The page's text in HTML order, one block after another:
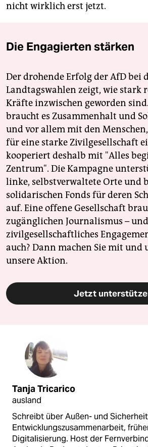
nicht wirklich erst jetzt.
Die Engagierten stärken
Der drohende Erfolg der AfD bei
Landtagswahlen zeigt, wie stark
Kräfte inzwischen geworden
braucht es Zusammenhalt und
und vor allem mit den
für eine starke Zivilgesellschaft
kooperiert deshalb mit "Alles
Zentrum". Die Kampagne
linke, selbstverwaltete Orte und
solidarischen Fonds für deren
auf. Eine offene Gesellschaft
zugänglichen Journalismus – und
zivilgesellschaftliches
auch? Dann machen Sie mit und
unsere Aktion.
Jetzt
Tanja Tricarico
ausland
Schreibt über Außen- und
Entwicklungszusammenarbeit,
Digitalisierung. Host der